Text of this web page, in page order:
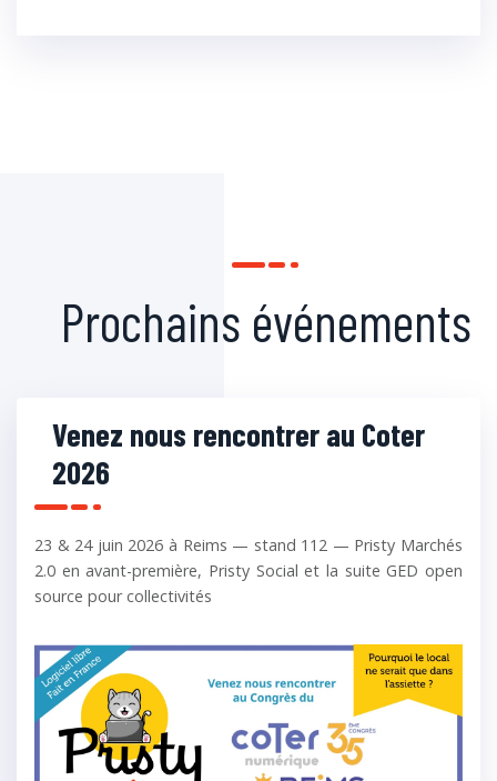
Prochains événements
Venez nous rencontrer au Coter
2026
23 & 24 juin 2026 à Reims — stand 112 — Pristy Marchés
2.0 en avant-première, Pristy Social et la suite GED open
source pour collectivités